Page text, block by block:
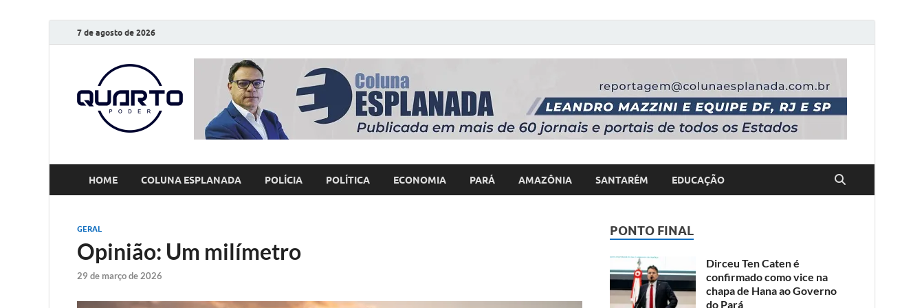
7 de agosto de 2026
O Quarto Poder
Notícias todos os dias
HOME COLUNA ESPLANADA POLÍCIA POLÍTICA ECONOMIA PARÁ AMAZÔNIA SANTARÉM EDUCAÇÃO
GERAL
Opinião: Um milímetro
29 de março de 2026
PONTO FINAL
Dirceu Ten Caten é
confirmado como vice na
chapa de Hana ao Governo
do Pará